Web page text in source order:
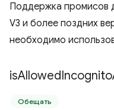
Поддержка промисов
V3 и более поздних
необходимо
isAllowedIncognito
Обещать